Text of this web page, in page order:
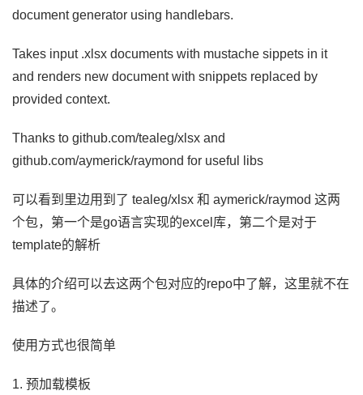
document generator using handlebars.
Takes input .xlsx documents with mustache sippets in it
and renders new document with snippets replaced by
provided context.
Thanks to github.com/tealeg/xlsx and
github.com/aymerick/raymond for useful libs
可以看到里边用到了 tealeg/xlsx 和 aymerick/raymod 这两
个包，第一个是go语言实现的excel库，第二个是对于
template的解析
具体的介绍可以去这两个包对应的repo中了解，这里就不在
描述了。
使用方式也很简单
1. 预加载模板